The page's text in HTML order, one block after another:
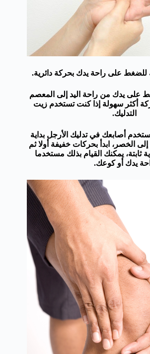
على راحة يدك بحركة دائرية.
يدك من راحة اليد إلى المعصم
أكثر سهولة إذا كنت تستخدم زيت
التدليك.
استخدم أصابعك في تدليك الأرجل بداية
الخصر، ابدأ بحركات خفيفة أولا ثم
يمكنك القيام بذلك مستخدما
يدك أو كوعك.